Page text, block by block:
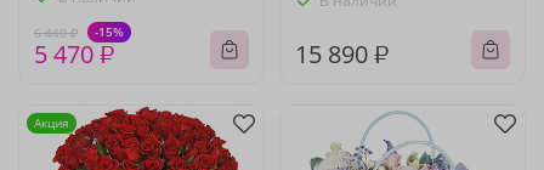
6 440 ₽ -15%
5 470 ₽ 15 890 ₽
Акция